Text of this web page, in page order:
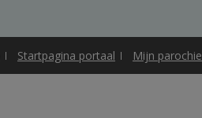
Startpagina portaal Mijn parochie